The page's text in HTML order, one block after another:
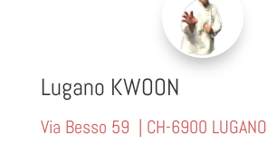
Lugano KWOON
Via Besso 59 | CH-6900 LUGANO